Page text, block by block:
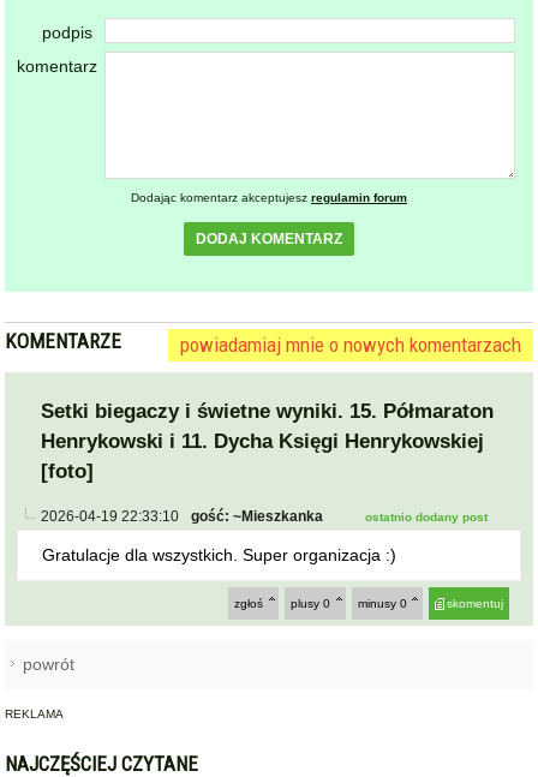
podpis
komentarz
Dodając komentarz akceptujesz regulamin forum
DODAJ KOMENTARZ
KOMENTARZE powiadamiaj mnie o nowych komentarzach
Setki biegaczy i świetne wyniki. 15. Półmaraton
Henrykowski i 11. Dycha Księgi Henrykowskiej
[foto]
2026-04-19 22:33:10 gość: ~Mieszkanka ostatnio dodany post
Gratulacje dla wszystkich. Super organizacja :)
skomentuj
minusy 0
plusy 0
zgłoś
powrót
REKLAMA
NAJCZĘŚCIEJ CZYTANE